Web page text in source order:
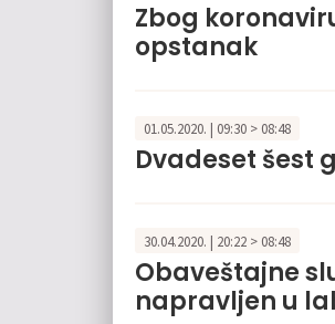
Zbog
opstanak
01.05.2020. | 09:30 > 08:48
Dvadeset šest
30.04.2020. | 20:22 > 08:48
Obaveštajne
napravljen u